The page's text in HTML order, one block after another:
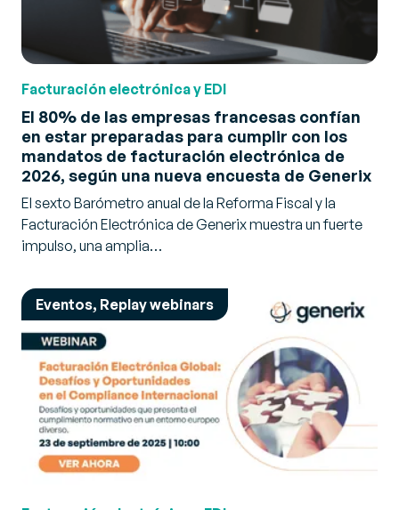
Facturación electrónica y EDI
El 80% de las empresas francesas confían
en estar preparadas para cumplir con los
mandatos de facturación electrónica de
2026, según una nueva encuesta de Generix
El sexto Barómetro anual de la Reforma Fiscal y la
Facturación Electrónica de Generix muestra un fuerte
impulso, una amplia…
Eventos, Replay webinars